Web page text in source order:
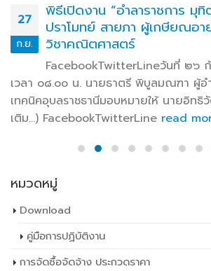
27
ก.ย.
พิธีเปิดงาน “อำลาราชการ มุทิ
ปราโมทย์ สายภา ผู้เกษียณอา
วิชาคณิตศาสตร์
FacebookTwitterLineวันที่ ๒๖
เวลา ๐๘.๐๐ น. นายธาตรี พิบูลมณฑา ผู้อ
เทคนิคอุบลราชธานีมอบหมายให้ นายอิท
เติม…) FacebookTwitterLine read
หมวดหมู่
Download
คู่มือการปฏิบัติงาน
การจัดซื้อจัดจ้าง ประกวดราคา